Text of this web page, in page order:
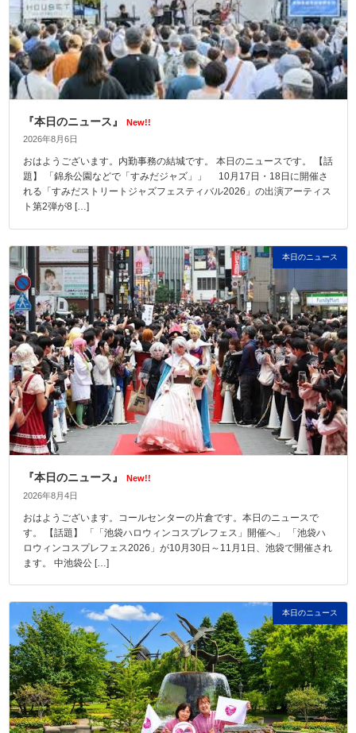
『本日のニュース』
New!!
2026年8月6日
おはようございます。内勤事務の結城です。 本日のニュースです。 【話
題】 「錦糸公園などで「すみだジャズ」」 10月17日・18日に開催さ
れる「すみだストリートジャズフェスティバル2026」の出演アーティス
ト第2弾が8 […]
本日のニュース
『本日のニュース』
New!!
2026年8月4日
おはようございます。コールセンターの片倉です。本日のニュースで
す。 【話題】 「「池袋ハロウィンコスプレフェス」開催へ」 「池袋ハ
ロウィンコスプレフェス2026」が10月30日～11月1日、池袋で開催され
ます。 中池袋公 […]
本日のニュース